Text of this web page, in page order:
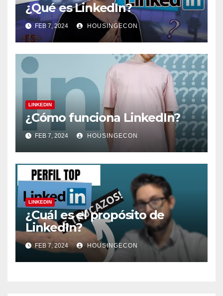
¿Qué es LinkedIn?
FEB 7, 2024 HOUSINGECON
LINKEDIN
¿Cómo funciona LinkedIn?
FEB 7, 2024 HOUSINGECON
LINKEDIN
¿Cuál es el propósito de
LinkedIn?
FEB 7, 2024 HOUSINGECON